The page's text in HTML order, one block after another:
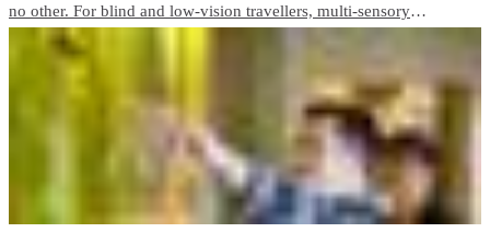
no other. For blind and low-vision travellers, multi-sensory
experiences abound, offering a unique and immersive way to
discover this incredible destination and everything it has to offer.